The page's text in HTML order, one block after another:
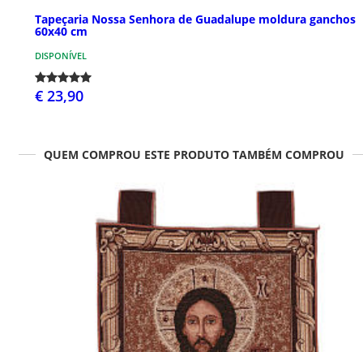
Tapeçaria Nossa Senhora de Guadalupe moldura ganchos
60x40 cm
DISPONÍVEL
€ 23,90
QUEM COMPROU ESTE PRODUTO TAMBÉM COMPROU